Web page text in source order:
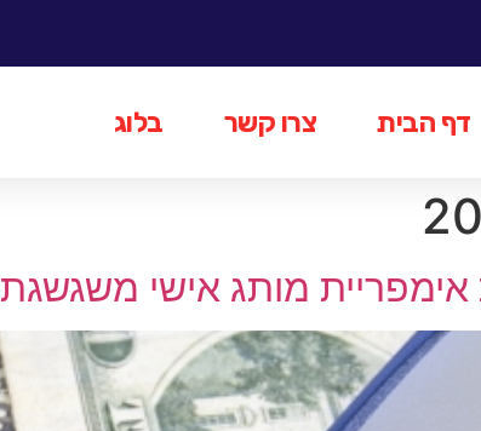
דף הבית צרו קשר בלוג
אימפריית מותג אישי משגשגת